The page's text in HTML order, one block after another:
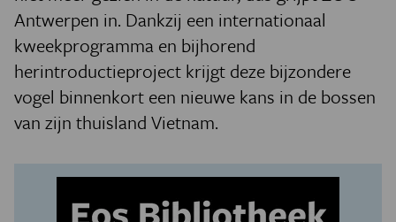
Antwerpen in. Dankzij een internationaal
kweekprogramma en bijhorend
herintroductieproject krijgt deze bijzondere
vogel binnenkort een nieuwe kans in de bossen
van zijn thuisland Vietnam.